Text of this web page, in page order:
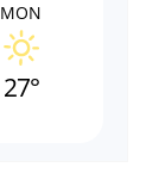
MON
27°